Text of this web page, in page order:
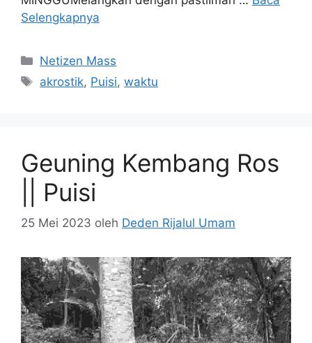
Selengkapnya
Kategori
Netizen Mass
Tag
akrostik, Puisi,waktu
Geuning Kembang Ros
|| Puisi
25 Mei 2023 oleh Deden Rijalul Umam